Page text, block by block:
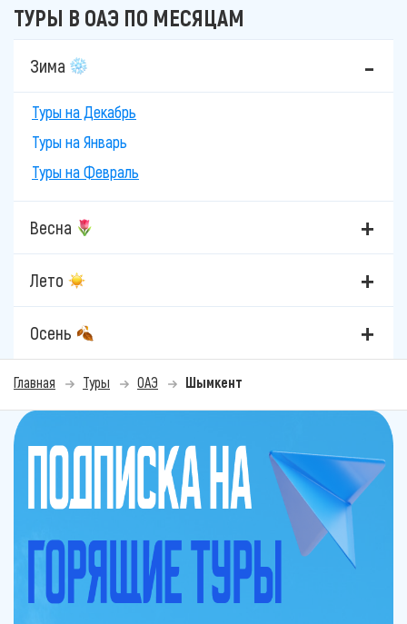
ТУРЫ В ОАЭ ПО МЕСЯЦАМ
Зима
Туры на Декабрь
Туры на Январь
Туры на Февраль
Весна
Лето
Осень
Главная Туры ОАЭ Шымкент